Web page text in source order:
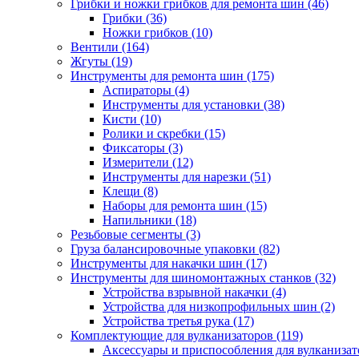
Грибки и ножки грибков для ремонта шин (46)
Грибки (36)
Ножки грибков (10)
Вентили (164)
Жгуты (19)
Инструменты для ремонта шин (175)
Аспираторы (4)
Инструменты для установки (38)
Кисти (10)
Ролики и скребки (15)
Фиксаторы (3)
Измерители (12)
Инструменты для нарезки (51)
Клещи (8)
Наборы для ремонта шин (15)
Напильники (18)
Резьбовые сегменты (3)
Груза балансировочные упаковки (82)
Инструменты для накачки шин (17)
Инструменты для шиномонтажных станков (32)
Устройства взрывной накачки (4)
Устройства для низкопрофильных шин (2)
Устройства третья рука (17)
Комплектующие для вулканизаторов (119)
Аксессуары и приспособления для